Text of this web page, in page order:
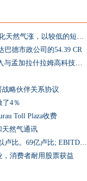
国际奥委会计划每月购买1液化天然气涨，以较低的短期价格
巴德市政公司的54.39 CR
阿希亚娜住房进入3.7％，进入与孟加拉什拉姆高科技城市协议
略伙伴关系协议
了4％
Toll Plaza收费
天然气通讯
SINTEX Industries Q1净利润以卢比。69亿卢比; EBITDA利润率为15.8％
，消费者耐用股票获益